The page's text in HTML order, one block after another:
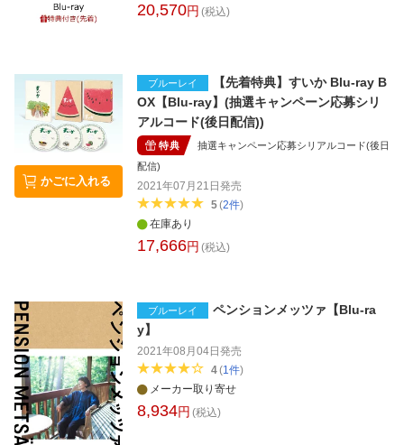
20,570円 (税込)
かごに入れる
ブルーレイ
【先着特典】すいか Blu-ray B
OX【Blu-ray】(抽選キャンペーン応募シリ
アルコード(後日配信))
特典
抽選キャンペーン応募シリアルコード(後日
配信)
2021年07月21日 発売
5(2件)
在庫あり
17,666円 (税込)
ブルーレイ
ペンションメッツァ【Blu-ra
y】
2021年08月04日 発売
4(1件)
メーカー取り寄せ
8,934円 (税込)